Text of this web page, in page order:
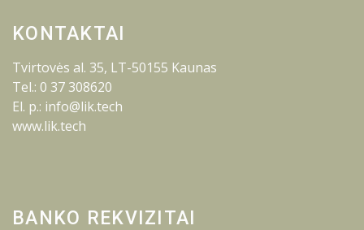
KONTAKTAI
Tvirtovės al. 35, LT-50155 Kaunas
Tel.: 0 37 308620
El. p.: info@lik.tech
www.lik.tech
BANKO REKVIZITAI